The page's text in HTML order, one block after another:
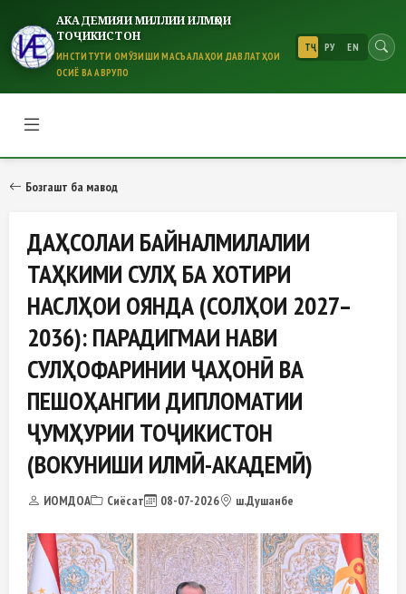
АКАДЕМИЯИ МИЛЛИИ ИЛМҲОИ
ТОҶИКИСТОН
ИНСТИТУТИ ОМӮЗИШИ МАСЪАЛАҲОИ ДАВЛАТҲОИ
ОСИЁ ВА АВРУПО
ТҶ РУ EN
ДАҲСОЛАИ БАЙНАЛМИЛАЛИИ
Бозгашт ба мавод
ДАҲСОЛАИ БАЙНАЛМИЛАЛИИ
ТАҲКИМИ СУЛҲ БА ХОТИРИ
НАСЛҲОИ ОЯНДА (СОЛҲОИ 2027–
2036): ПАРАДИГМАИ НАВИ
СУЛҲОФАРИНИИ ҶАҲОНӢ ВА
ПЕШОҲАНГИИ ДИПЛОМАТИИ
ҶУМҲУРИИ ТОҶИКИСТОН
(ВОКУНИШИ ИЛМӢ-АКАДЕМӢ)
ИОМДОА Сиёсат 08-07-2026 ш.Душанбе